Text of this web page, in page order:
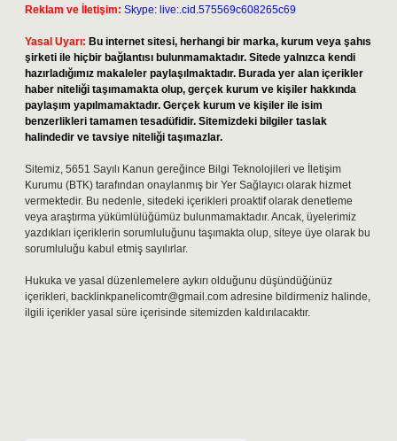
Reklam ve İletişim: Skype: live:.cid.575569c608265c69
Yasal Uyarı: Bu internet sitesi, herhangi bir marka, kurum veya şahıs
şirketi ile hiçbir bağlantısı bulunmamaktadır. Sitede yalnızca kendi
hazırladığımız makaleler paylaşılmaktadır. Burada yer alan içerikler
haber niteliği taşımamakta olup, gerçek kurum ve kişiler hakkında
paylaşım yapılmamaktadır. Gerçek kurum ve kişiler ile isim
benzerlikleri tamamen tesadüfidir. Sitemizdeki bilgiler taslak
halindedir ve tavsiye niteliği taşımazlar.
Sitemiz, 5651 Sayılı Kanun gereğince Bilgi Teknolojileri ve İletişim
Kurumu (BTK) tarafından onaylanmış bir Yer Sağlayıcı olarak hizmet
vermektedir. Bu nedenle, sitedeki içerikleri proaktif olarak denetleme
veya araştırma yükümlülüğümüz bulunmamaktadır. Ancak, üyelerimiz
yazdıkları içeriklerin sorumluluğunu taşımakta olup, siteye üye olarak bu
sorumluluğu kabul etmiş sayılırlar.
Hukuka ve yasal düzenlemelere aykırı olduğunu düşündüğünüz
içerikleri, backlinkpanelicomtr@gmail.com adresine bildirmeniz halinde,
ilgili içerikler yasal süre içerisinde sitemizden kaldırılacaktır.